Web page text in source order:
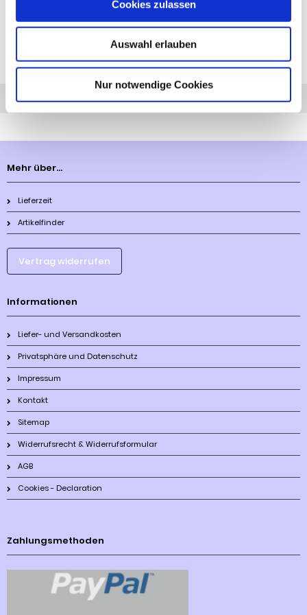
Cookies zulassen
Auswahl erlauben
Nur notwendige Cookies
Stützlast: 75 kg
Diesen Artikel haben wir am 14.12.2023 in unseren Katalog aufgenommen.
Anfrage Anrufen AHK-Finder
Mehr über...
Lieferzeit
Artikelfinder
Vertrag widerrufen
Informationen
Liefer- und Versandkosten
Privatsphäre und Datenschutz
Impressum
Kontakt
Sitemap
Widerrufsrecht & Widerrufsformular
AGB
Cookies - Declaration
Zahlungsmethoden